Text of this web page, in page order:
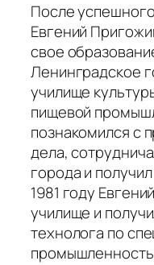
После
Евгений
свое
Ленинградское
училище
пищевой
познакомился с
дела,
города и
1981 году
училище и
технолога по